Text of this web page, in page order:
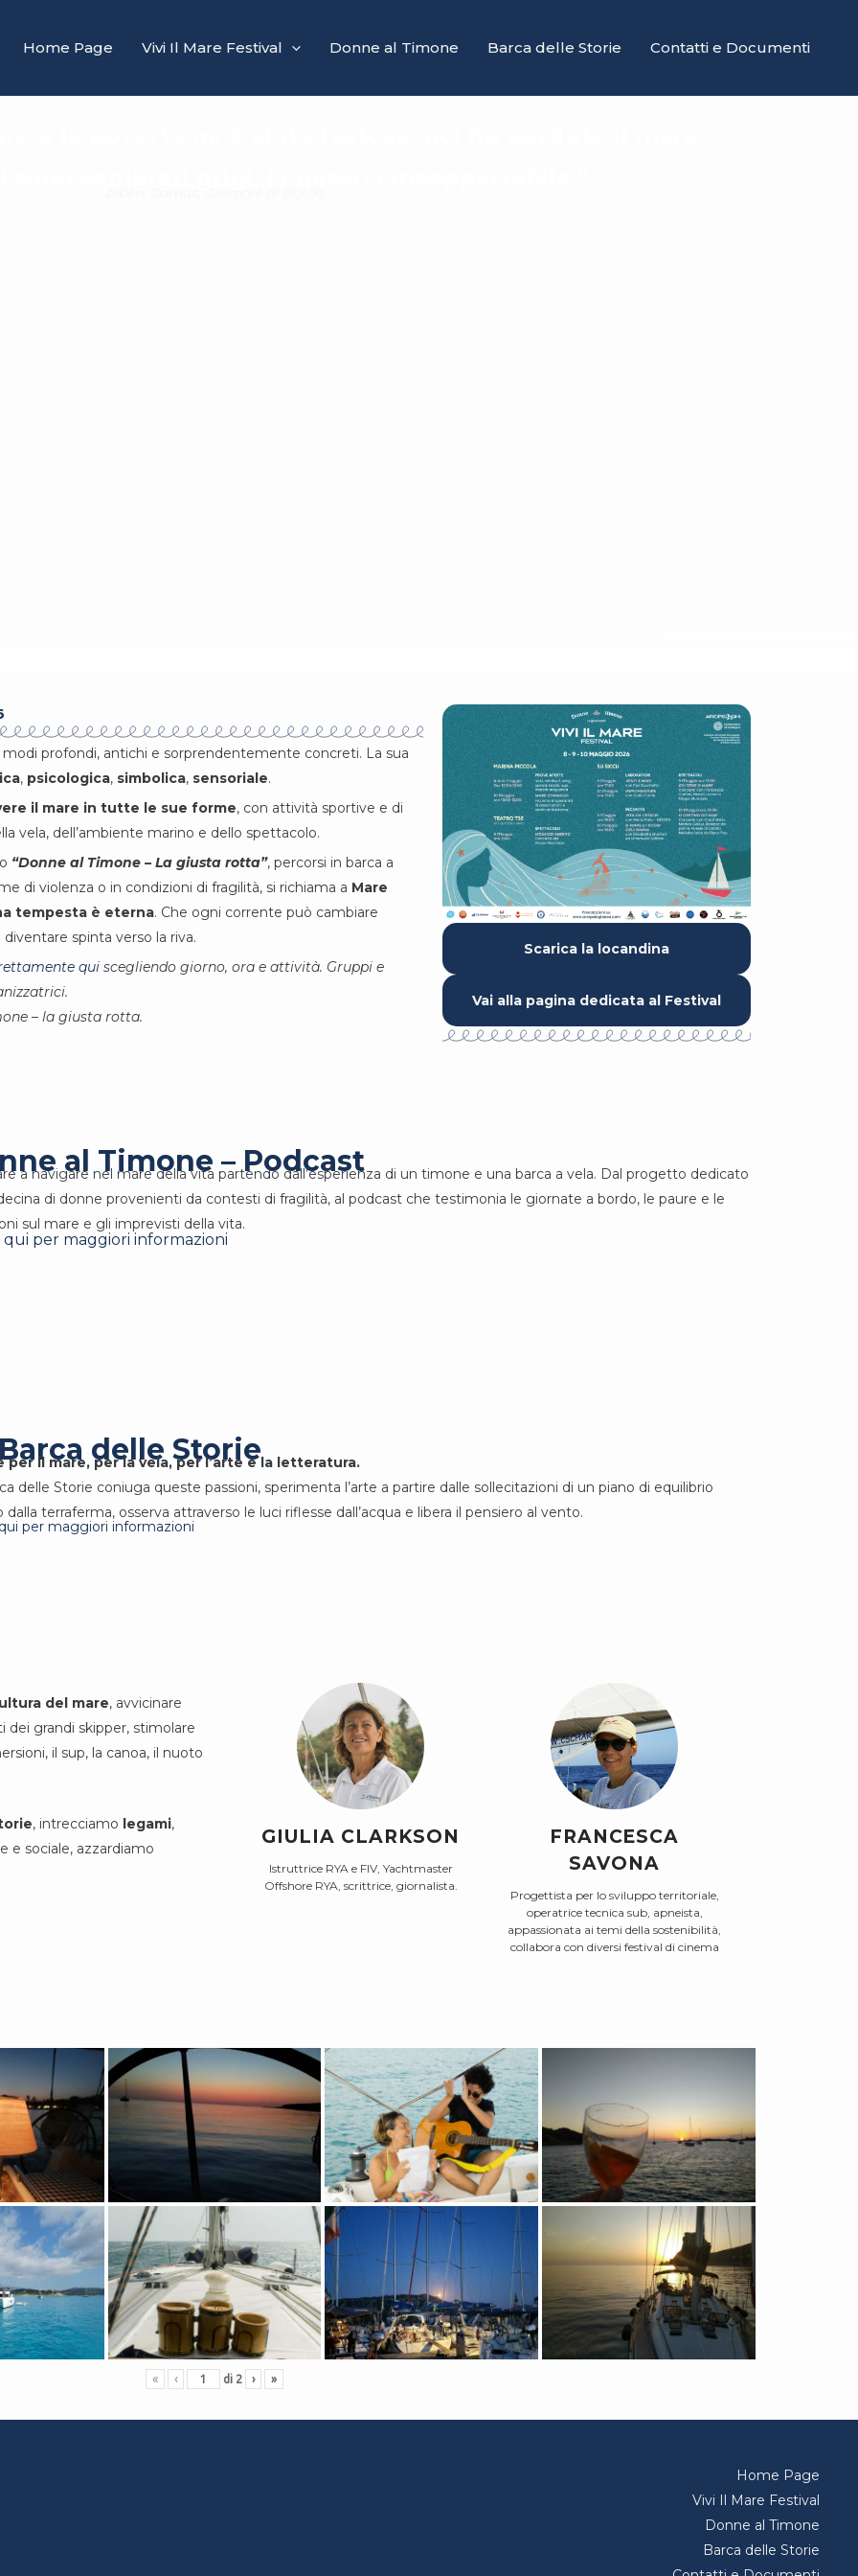
Home Page Vivi Il Mare Festival Donne al Timone Barca delle Storie Contatti e Documenti
modi profondi, antichi e sorprendentemente concreti. La sua
, psicologica, simbolica, sensoriale.
il mare in tutte le sue forme, con attività sportive e di
vela, dell’ambiente marino e dello spettacolo.
“Donne al Timone – La giusta rotta”, percorsi in barca a
di violenza o in condizioni di fragilità, si richiama a Mare
tempesta è eterna. Che ogni corrente può cambiare
spinta verso la riva.
qui scegliendo giorno, ora e attività. Gruppi e
– la giusta rotta.
Scarica la locandina
Vai alla pagina dedicata al Festival
al Timone – Podcast
a navigare nel mare della vita partendo dall’esperienza di un timone e una barca a vela. Dal progetto dedicato
di donne provenienti da contesti di fragilità, al podcast che testimonia le giornate a bordo, le paure e le
sul mare e gli imprevisti della vita.
qui per maggiori informazioni
delle Storie
per il mare, per la vela, per l’arte e la letteratura.
delle Storie coniuga queste passioni, sperimenta l’arte a partire dalle sollecitazioni di un piano di equilibrio
dalla terraferma, osserva attraverso le luci riflesse dall’acqua e libera il pensiero al vento.
per maggiori informazioni
del mare, avvicinare
dei grandi skipper, stimolare
il sup, la canoa, il nuoto
, intrecciamo legami,
e sociale, azzardiamo
GIULIA CLARKSON
Istruttrice RYA e FIV, Yachtmaster
Offshore RYA, scrittrice, giornalista.
FRANCESCA
SAVONA
Progettista per lo sviluppo territoriale,
operatrice tecnica sub, apneista,
appassionata ai temi della sostenibilità,
collabora con diversi festival di cinema
« ‹ di 2 › »
Home Page
Vivi Il Mare Festival
Donne al Timone
Barca delle Storie